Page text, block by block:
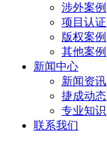
涉外案例
项目认证
版权案例
其他案例
新闻中心
新闻资讯
捷成动态
专业知识
联系我们